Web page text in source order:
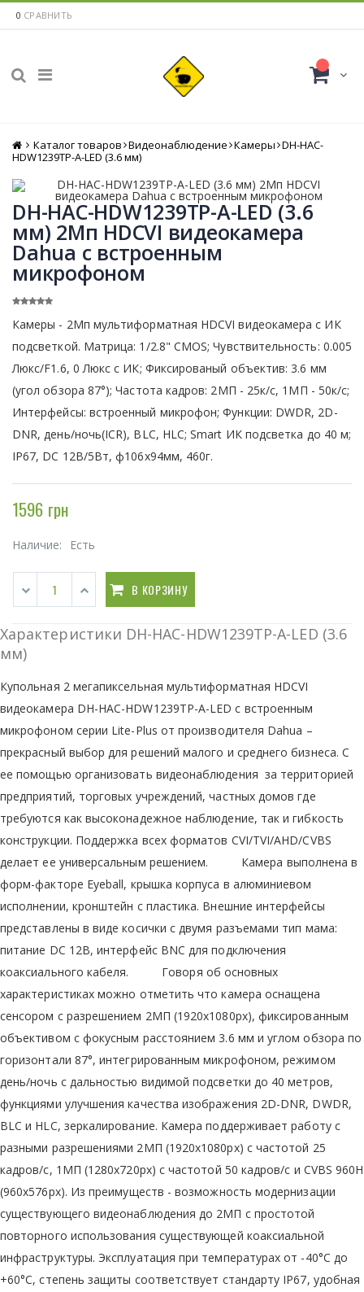
0 СРАВНИТЬ
Главная
Каталог товаров Видеонаблюдение Камеры DH-HAC-
HDW1239TP-A-LED (3.6 мм)
DH-HAC-HDW1239TP-A-LED (3.6
мм) 2Мп HDCVI видеокамера
Dahua с встроенным
микрофоном
Камеры - 2Мп мультиформатная HDCVI видеокамера с ИК
подсветкой. Матрица: 1/2.8" CMOS; Чувствительность: 0.005
Люкс/F1.6, 0 Люкс с ИК; Фиксированый объектив: 3.6 мм
(угол обзора 87°); Частота кадров: 2МП - 25к/с, 1МП - 50к/c;
Интерфейсы: встроенный микрофон; Функции: DWDR, 2D-
DNR, день/ночь(ICR), BLC, HLC; Smart ИК подсветка до 40 м;
IP67, DC 12В/5Вт, ф106x94мм, 460г.
1596 грн
Наличие: Есть
В КОРЗИНУ
Характеристики DH-HAC-HDW1239TP-A-LED (3.6
мм)
Купольная 2 мегапиксельная мультиформатная HDCVI
видеокамера DH-HAC-HDW1239TP-A-LED с встроенным
микрофоном серии Lite-Plus от производителя Dahua –
прекрасный выбор для решений малого и среднего бизнеса. С
ее помощью организовать видеонаблюдения за территорией
предприятий, торговых учреждений, частных домов где
требуются как высоконадежное наблюдение, так и гибкость
конструкции. Поддержка всех форматов CVI/TVI/AHD/CVBS
делает ее универсальным решением. Камера выполнена в
форм-факторе Eyeball, крышка корпуса в алюминиевом
исполнении, кронштейн с пластика. Внешние интерфейсы
представлены в виде косички с двумя разъемами тип мама:
питание DC 12В, интерфейс BNC для подключения
коаксиального кабеля. Говоря об основных
характеристиках можно отметить что камера оснащена
сенсором с разрешением 2МП (1920х1080px), фиксированным
объективом с фокусным расстоянием 3.6 мм и углом обзора по
горизонтали 87°, интегрированным микрофоном, режимом
день/ночь с дальностью видимой подсветки до 40 метров,
функциями улучшения качества изображения 2D-DNR, DWDR,
BLC и HLC, зеркалирование. Камера поддерживает работу с
разными разрешениями 2МП (1920х1080px) с частотой 25
кадров/с, 1МП (1280x720px) с частотой 50 кадров/с и CVBS 960H
(960x576px). Из преимуществ - возможность модернизации
существующего видеонаблюдения до 2МП с простотой
повторного использования существующей коаксиальной
инфраструктуры. Эксплуатация при температурах от -40°C до
+60°C, степень защиты соответствует стандарту IP67, удобная